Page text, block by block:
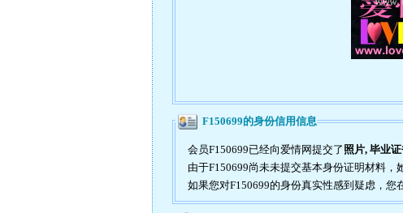
F150699的身份信用信息
会员F150699已经向爱情网提交了 照片, 毕业
由于F150699尚未未提交基本身份证明材料，
如果您对F150699的身份真实性感到疑虑，您